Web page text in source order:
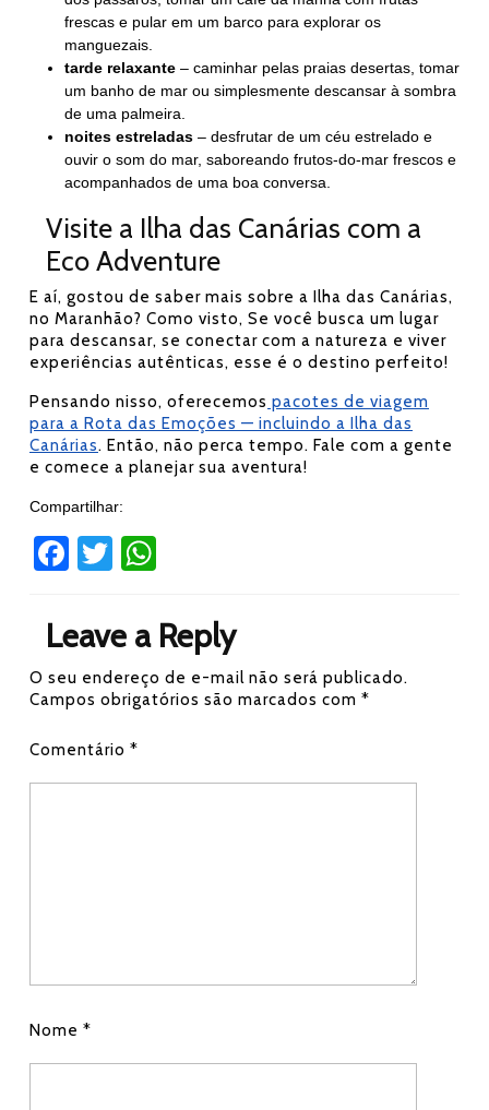
frescas e pular em um barco para explorar os
manguezais.
tarde relaxante – caminhar pelas praias desertas, tomar
um banho de mar ou simplesmente descansar à sombra
de uma palmeira.
noites estreladas – desfrutar de um céu estrelado e
ouvir o som do mar, saboreando frutos-do-mar frescos e
acompanhados de uma boa conversa.
Visite a Ilha das Canárias com a
Eco Adventure
E aí, gostou de saber mais sobre a Ilha das Canárias,
no Maranhão? Como visto, Se você busca um lugar
para descansar, se conectar com a natureza e viver
experiências autênticas, esse é o destino perfeito!
Pensando nisso, oferecemos pacotes de viagem
para a Rota das Emoções — incluindo a Ilha das
Canárias. Então, não perca tempo. Fale com a gente
e comece a planejar sua aventura!
Compartilhar:
Fa
b
o
ok
T
tt
er
at
s
A
Leave a Reply
O seu endereço de e-mail não será publicado.
Campos obrigatórios são marcados com *
Comentário *
Nome *